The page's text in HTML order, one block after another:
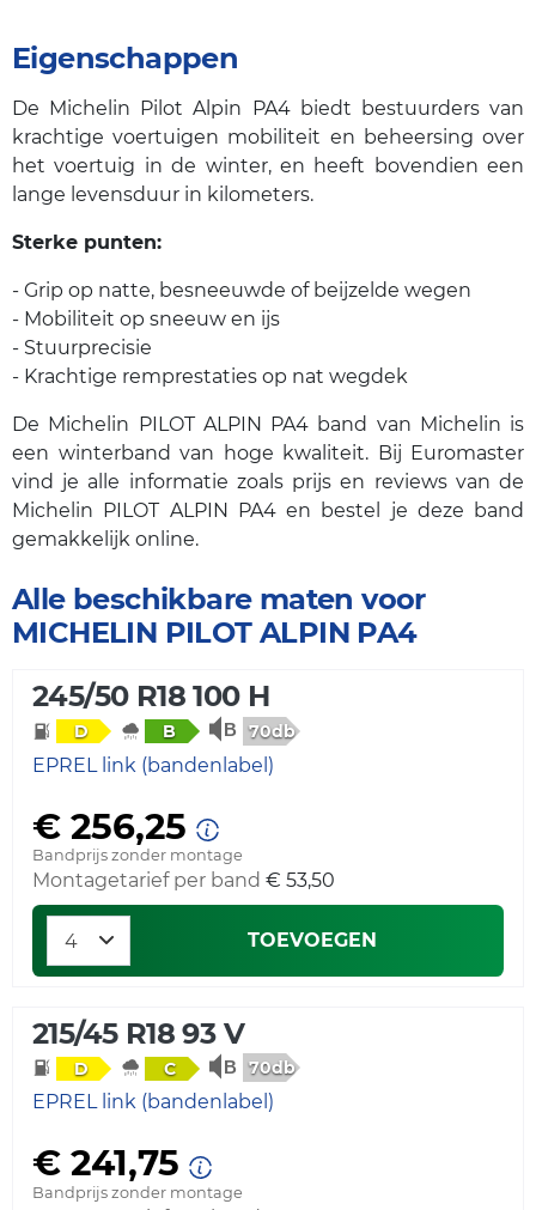
Eigenschappen
De Michelin Pilot Alpin PA4 biedt bestuurders van
krachtige voertuigen mobiliteit en beheersing over
het voertuig in de winter, en heeft bovendien een
lange levensduur in kilometers.
Sterke punten:
- Grip op natte, besneeuwde of beijzelde wegen
- Mobiliteit op sneeuw en ijs
- Stuurprecisie
- Krachtige remprestaties op nat wegdek
De Michelin PILOT ALPIN PA4 band van Michelin is
een winterband van hoge kwaliteit. Bij Euromaster
vind je alle informatie zoals prijs en reviews van de
Michelin PILOT ALPIN PA4 en bestel je deze band
gemakkelijk online.
Alle beschikbare maten voor
MICHELIN PILOT ALPIN PA4
245/50 R18 100 H
D B 70db
EPREL link (bandenlabel)
€ 256,25
Bandprijs zonder montage
Montagetarief per band € 53,50
TOEVOEGEN
215/45 R18 93 V
D C 70db
EPREL link (bandenlabel)
€ 241,75
Bandprijs zonder montage